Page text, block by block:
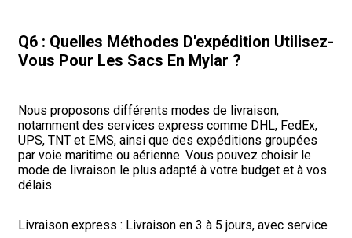
Q6 : Quelles Méthodes D'expédition Utilisez-
Vous Pour Les Sacs En Mylar ?
Nous proposons différents modes de livraison,
notamment des services express comme DHL, FedEx,
UPS, TNT et EMS, ainsi que des expéditions groupées
par voie maritime ou aérienne. Vous pouvez choisir le
mode de livraison le plus adapté à votre budget et à vos
délais.
Livraison express : Livraison en 3 à 5 jours, avec service